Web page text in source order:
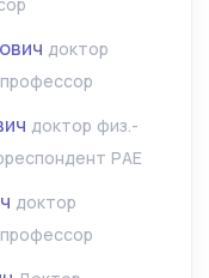
доктор
доктор физ.-
РАЕ
доктор